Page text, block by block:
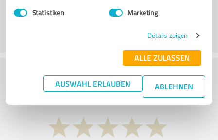
Statistiken Marketing
Details zeigen
ALLE ZULASSEN
AUSWAHL ERLAUBEN ABLEHNEN
What do you think of the price to
performance ratio?